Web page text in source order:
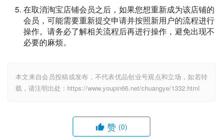
在取消淘宝店铺会员之后，如果您想重新成为该店铺的
会员，可能需要重新提交申请并按照新用户的流程进行
操作。请务必了解相关流程后再进行操作，避免出现不
必要的麻烦。
本文来自会员投稿或发布，不代表优品创业号观点和立场，如若转
载，请注明出处：https://www.youpin66.net/chuangye/1332.html
赞 (0)